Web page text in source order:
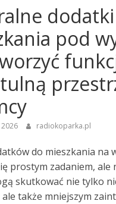
pod
radiokoparka.pl
do mieszkania na
prostym zadaniem, ale
skutkować nie tylko
także mniejszym